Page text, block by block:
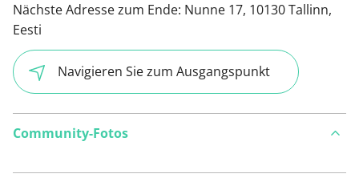
Nächste Adresse zum Ende: Nunne 17, 10130 Tallinn,
Eesti
Navigieren Sie zum Ausgangspunkt
Community-Fotos